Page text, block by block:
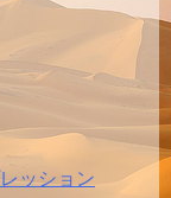
ッション